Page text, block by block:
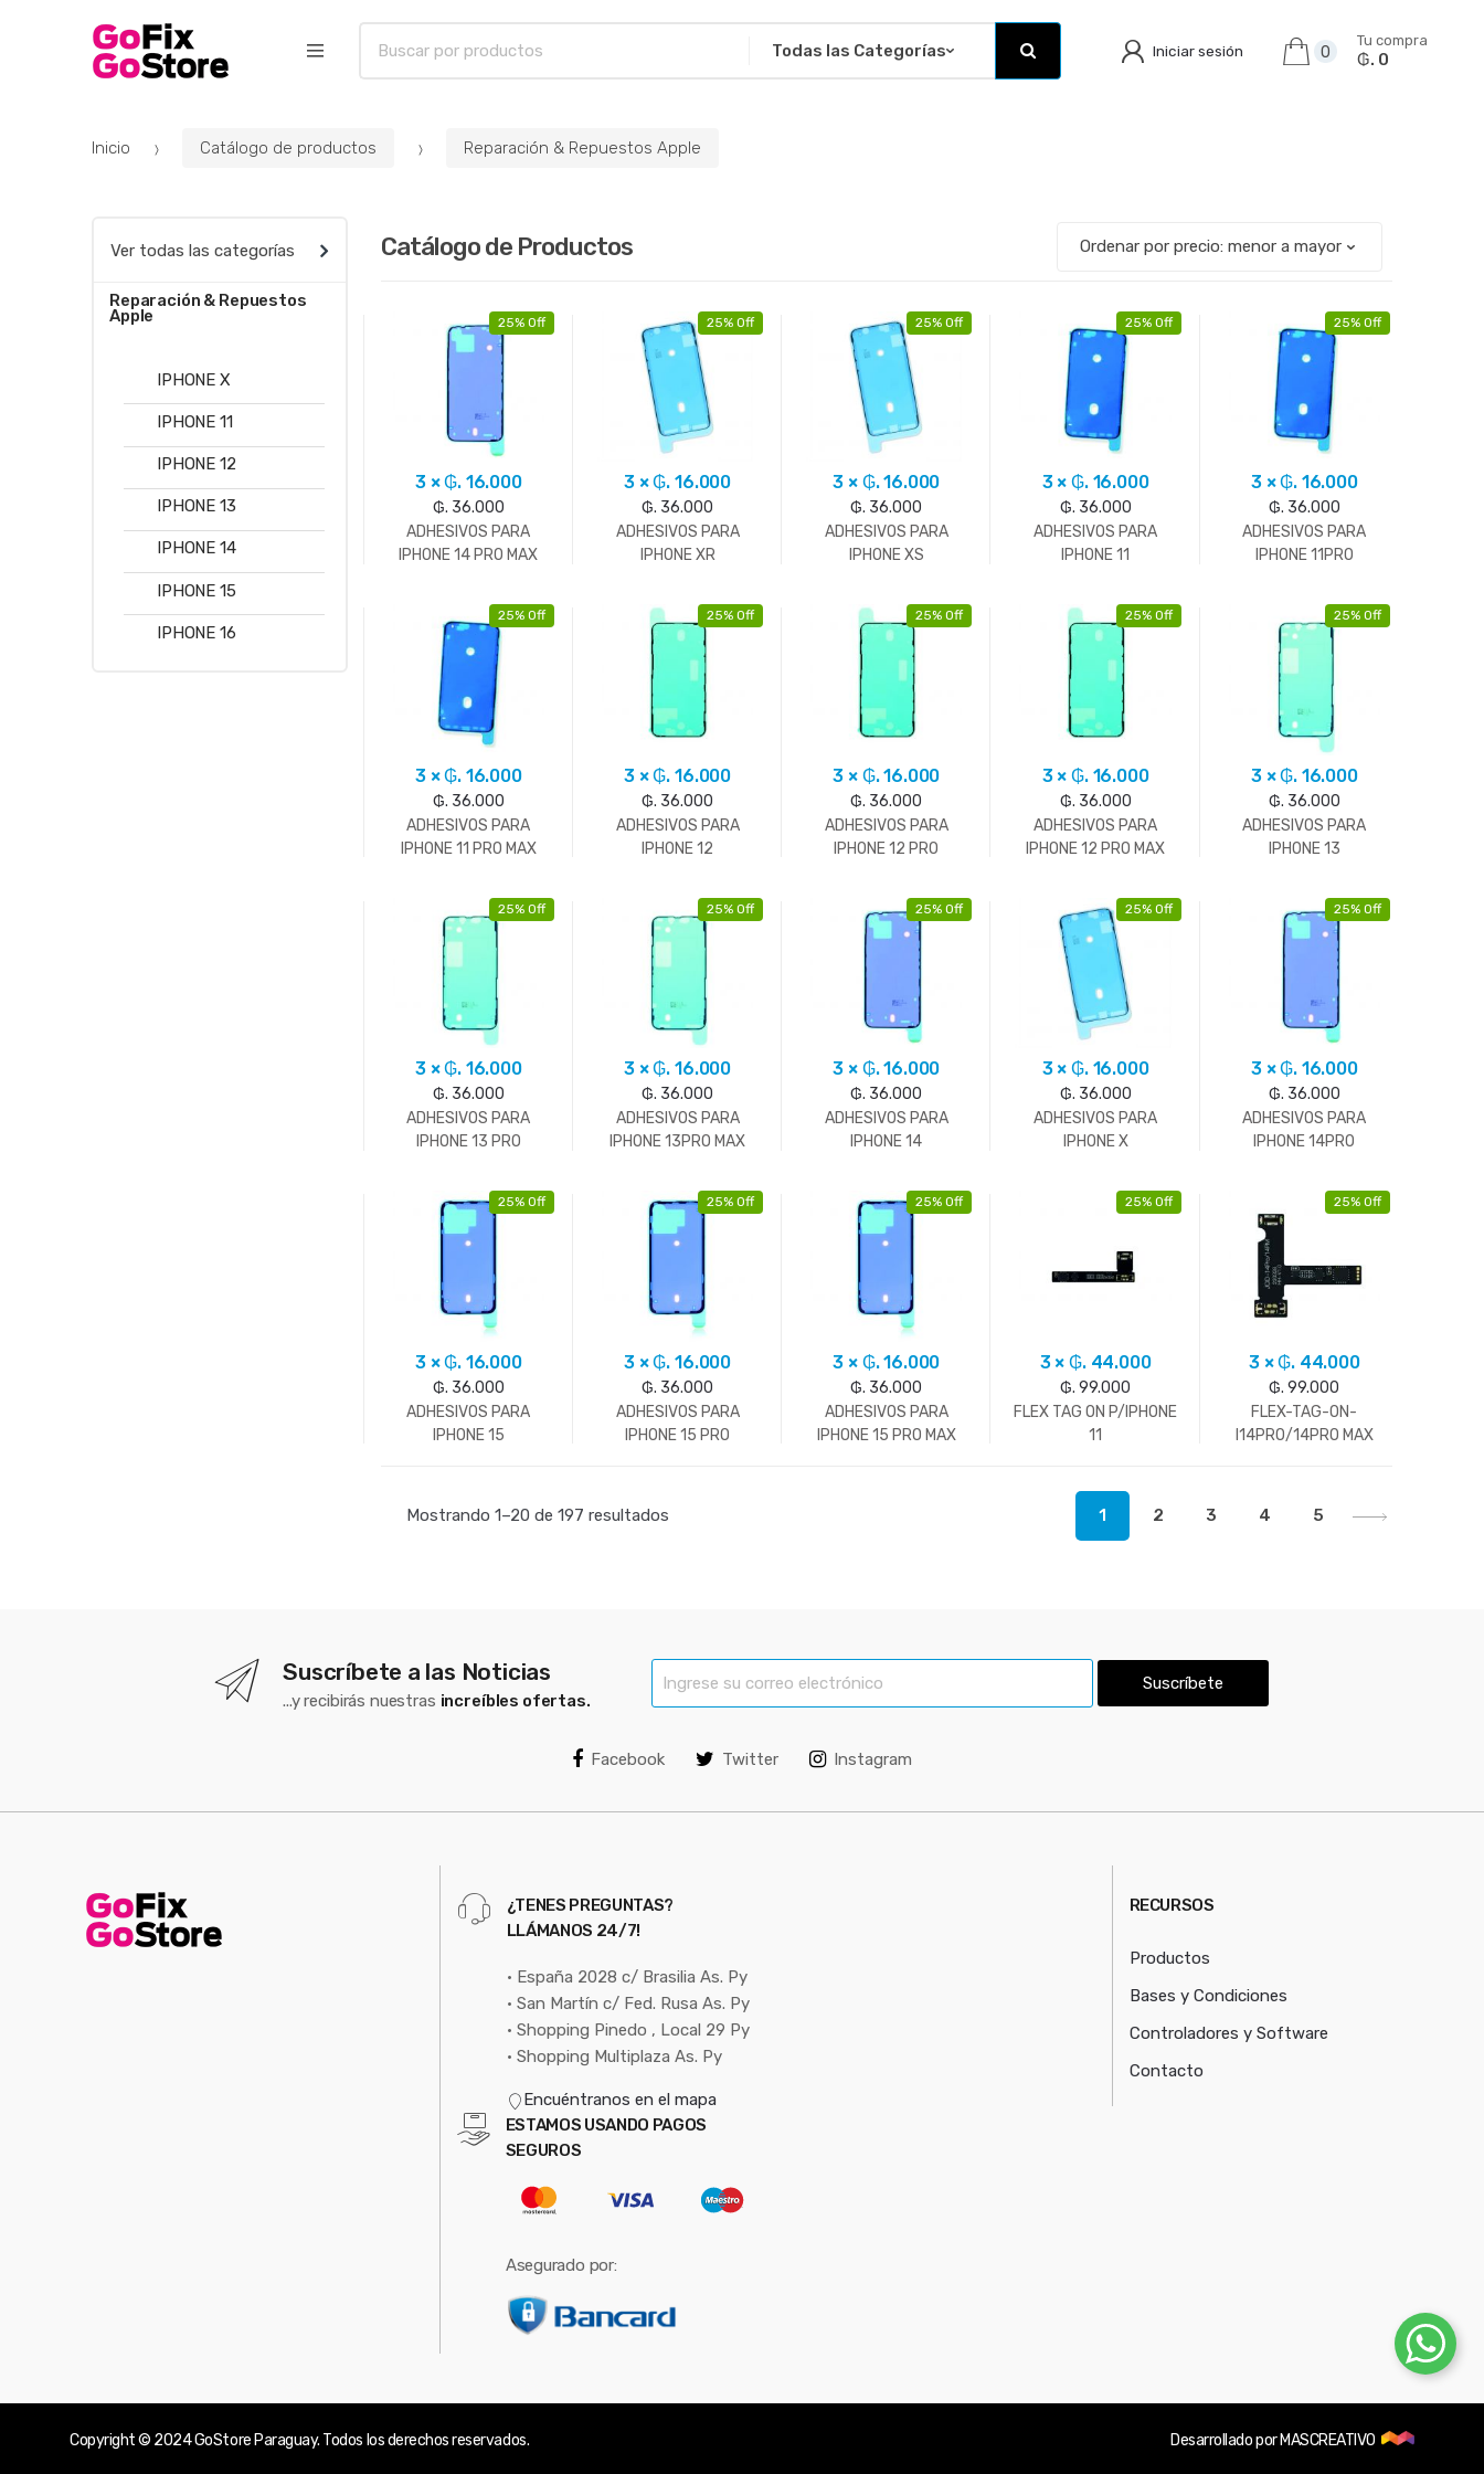
a
Iniciar sesión 0
Tu compra
₲. 0
Inicio Catálogo de productos Reparación & Repuestos Apple
Catálogo de Productos
25% Off
3 × ₲. 16.000
₲. 36.000
ADHESIVOS PARA
IPHONE 14 PRO MAX
25% Off
3 × ₲. 16.000
₲. 36.000
ADHESIVOS PARA
IPHONE XR
25% Off
3 × ₲. 16.000
₲. 36.000
ADHESIVOS PARA
IPHONE XS
25% Off
3 × ₲. 16.000
₲. 36.000
ADHESIVOS PARA
IPHONE 11
25% Off
3 × ₲. 16.000
₲. 36.000
ADHESIVOS PARA
IPHONE 11PRO
25% Off
3 × ₲. 16.000
₲. 36.000
ADHESIVOS PARA
IPHONE 11 PRO MAX
25% Off
3 × ₲. 16.000
₲. 36.000
ADHESIVOS PARA
IPHONE 12
25% Off
3 × ₲. 16.000
₲. 36.000
ADHESIVOS PARA
IPHONE 12 PRO
25% Off
3 × ₲. 16.000
₲. 36.000
ADHESIVOS PARA
IPHONE 12 PRO MAX
25% Off
3 × ₲. 16.000
₲. 36.000
ADHESIVOS PARA
IPHONE 13
25% Off
3 × ₲. 16.000
₲. 36.000
ADHESIVOS PARA
IPHONE 13 PRO
25% Off
3 × ₲. 16.000
₲. 36.000
ADHESIVOS PARA
IPHONE 13PRO MAX
25% Off
3 × ₲. 16.000
₲. 36.000
ADHESIVOS PARA
IPHONE 14
25% Off
3 × ₲. 16.000
₲. 36.000
ADHESIVOS PARA
IPHONE X
25% Off
3 × ₲. 16.000
₲. 36.000
ADHESIVOS PARA
IPHONE 14PRO
25% Off
3 × ₲. 16.000
₲. 36.000
ADHESIVOS PARA
IPHONE 15
25% Off
3 × ₲. 16.000
₲. 36.000
ADHESIVOS PARA
IPHONE 15 PRO
25% Off
3 × ₲. 16.000
₲. 36.000
ADHESIVOS PARA
IPHONE 15 PRO MAX
25% Off
3 × ₲. 44.000
₲. 99.000
FLEX TAG ON P/IPHONE
11
25% Off
3 × ₲. 44.000
₲. 99.000
FLEX-TAG-ON-
I14PRO/14PRO MAX
Mostrando 1–20 de 197 resultados 1 2 3 4 5
Ver todas las categorías
Reparación & Repuestos
Apple
IPHONE X
IPHONE 11
IPHONE 12
IPHONE 13
IPHONE 14
IPHONE 15
IPHONE 16
Suscríbete a las Noticias
...y recibirás nuestras increíbles ofertas.
Suscríbete
Facebook Twitter Instagram
¿TENES PREGUNTAS?
LLÁMANOS 24/7!
• España 2028 c/ Brasilia As. Py
• San Martín c/ Fed. Rusa As. Py
• Shopping Pinedo , Local 29 Py
• Shopping Multiplaza As. Py
Encuéntranos en el mapa
ESTAMOS USANDO PAGOS
SEGUROS
Asegurado por:
RECURSOS
Productos
Bases y Condiciones
Controladores y Software
Contacto
Copyright © 2024GoStore Paraguay. Todos los derechos reservados. Desarrollado por MASCREATIVO